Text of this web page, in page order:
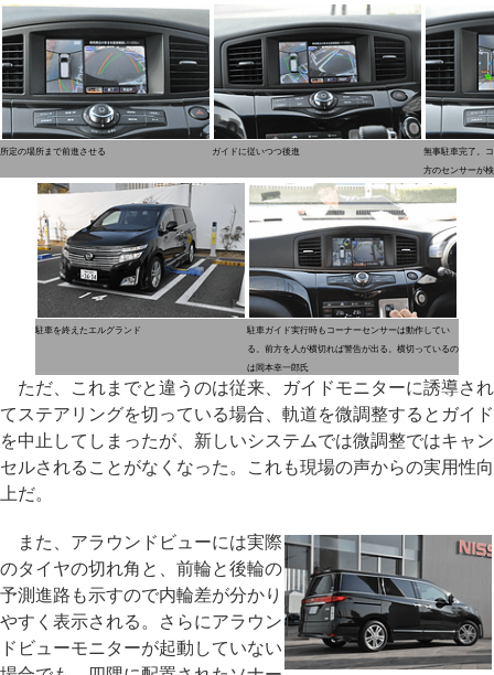
所定の場所まで前進させる ガイドに従いつつ後進
無事駐車完了。
方のセンサーが
駐車を終えたエルグランド
駐車ガイド実行時もコーナーセンサーは動作してい
る。前方を人が横切れば警告が出る。横切っているの
は岡本幸一郎氏
ただ、これまでと違うのは従来、ガイドモニターに誘導され
てステアリングを切っている場合、軌道を微調整するとガイド
を中止してしまったが、新しいシステムでは微調整ではキャン
セルされることがなくなった。これも現場の声からの実用性向
上だ。
また、アラウンドビューには実際
のタイヤの切れ角と、前輪と後輪の
予測進路も示すので内輪差が分かり
やすく表示される。さらにアラウン
ドビューモニターが起動していない